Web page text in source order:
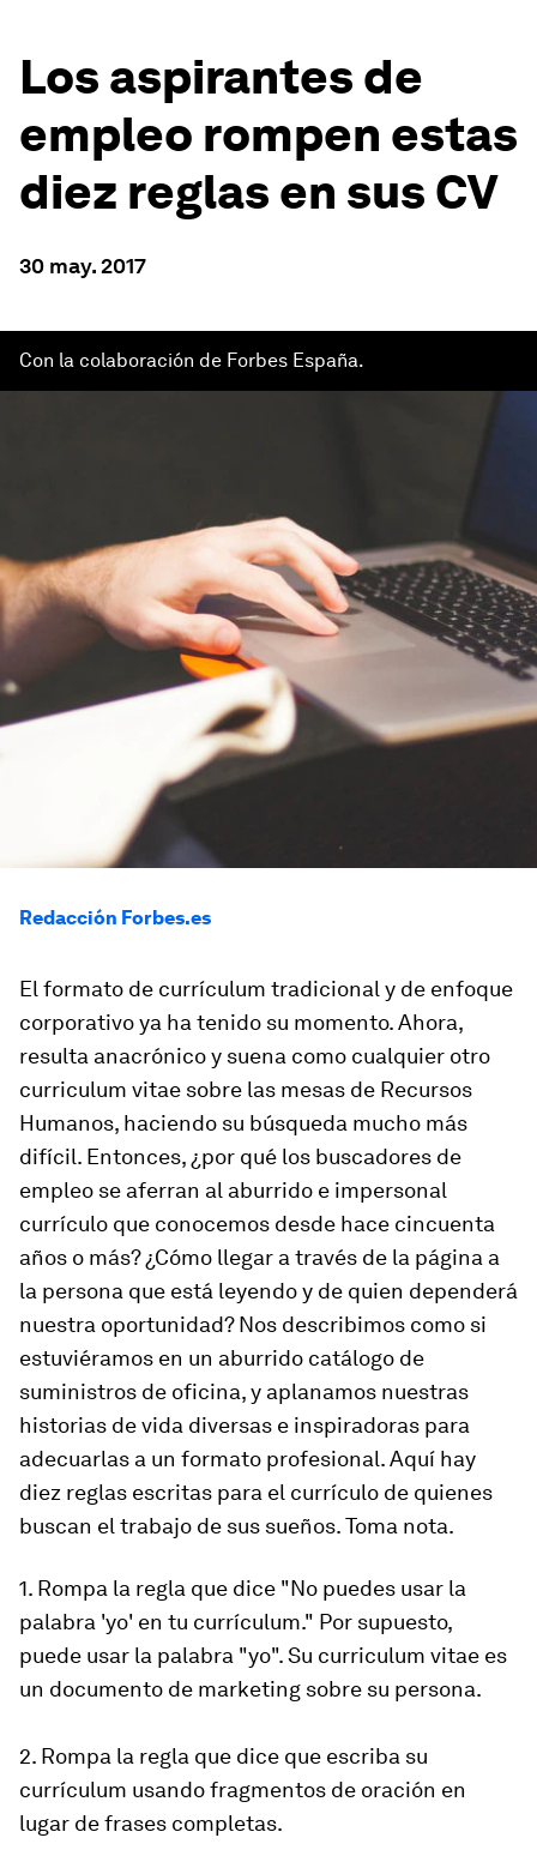
Los aspirantes de
empleo rompen estas
diez reglas en sus CV
30 may. 2017
Con la colaboración de Forbes España.
Redacción Forbes.es
El formato de currículum tradicional y de enfoque
corporativo ya ha tenido su momento. Ahora,
resulta anacrónico y suena como cualquier otro
curriculum vitae sobre las mesas de Recursos
Humanos, haciendo su búsqueda mucho más
difícil. Entonces, ¿por qué los buscadores de
empleo se aferran al aburrido e impersonal
currículo que conocemos desde hace cincuenta
años o más? ¿Cómo llegar a través de la página a
la persona que está leyendo y de quien dependerá
nuestra oportunidad? Nos describimos como si
estuviéramos en un aburrido catálogo de
suministros de oficina, y aplanamos nuestras
historias de vida diversas e inspiradoras para
adecuarlas a un formato profesional. Aquí hay
diez reglas escritas para el currículo de quienes
buscan el trabajo de sus sueños. Toma nota.
1. Rompa la regla que dice "No puedes usar la
palabra 'yo' en tu currículum." Por supuesto,
puede usar la palabra "yo". Su curriculum vitae es
un documento de marketing sobre su persona.
2. Rompa la regla que dice que escriba su
currículum usando fragmentos de oración en
lugar de frases completas.